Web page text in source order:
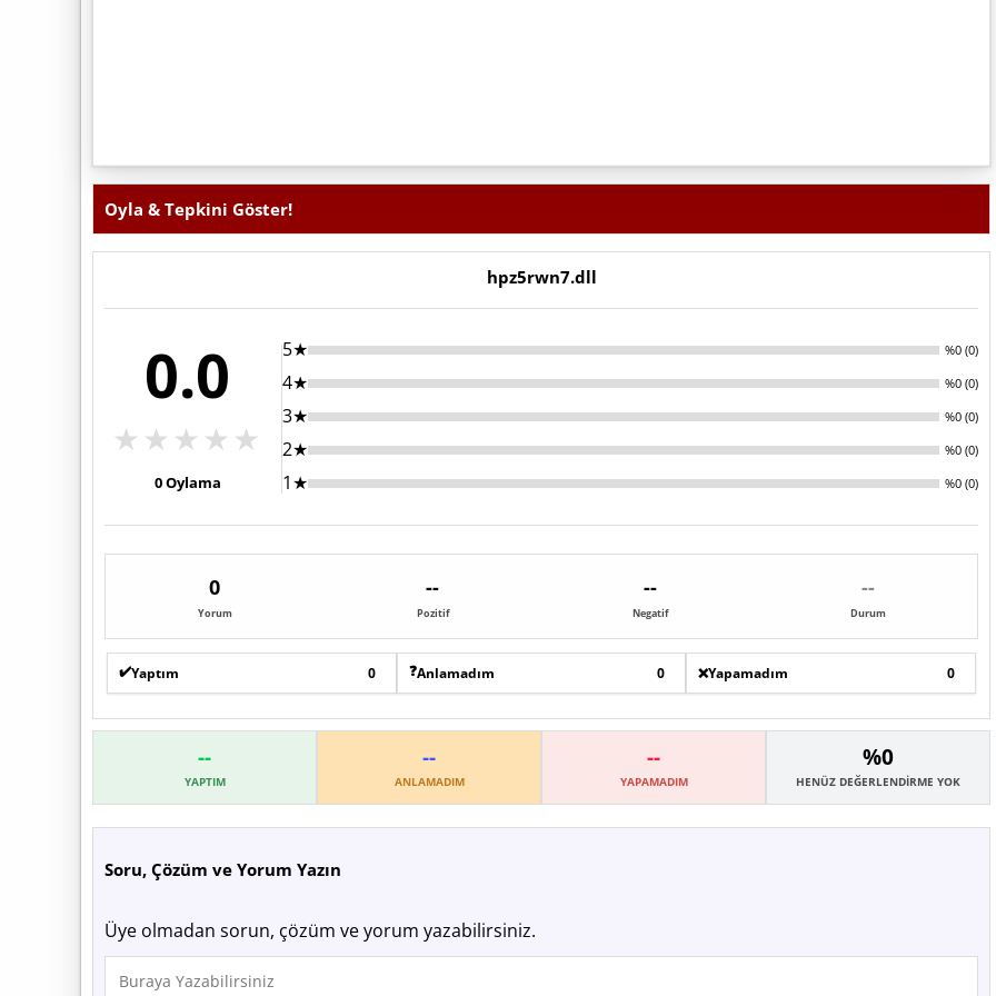
Oyla & Tepkini Göster!
hpz5rwn7.dll
0.0
★ ★ ★ ★ ★
0Oylama
5★ %0 (0)
4★ %0 (0)
3★ %0 (0)
2★ %0 (0)
1★ %0 (0)
0
Yorum
--
Pozitif
--
Negatif
--
Durum
✔️Yaptım 0 ❓Anlamadım 0 ❌Yapamadım 0
--
YAPTIM
--
ANLAMADIM
--
YAPAMADIM
%0
HENÜZ DEĞERLENDIRME YOK
Soru, Çözüm ve Yorum Yazın
Üye olmadan sorun, çözüm ve yorum yazabilirsiniz.